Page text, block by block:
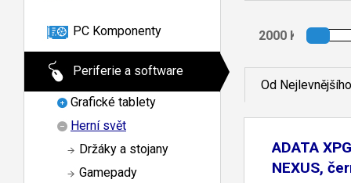
PC Komponenty
Periferie a software
Grafické tablety
Herní svět
Držáky a stojany
Gamepady
Od Nejlevnějšího
ADATA
NEXUS,